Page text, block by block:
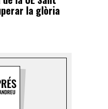
la glòria